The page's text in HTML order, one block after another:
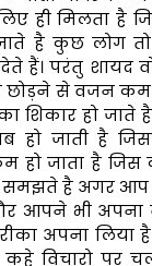
ही मिलता है
जाते है कुछ लोग
हैं। परंतु शायद
छोड़ने से वजन कम
का शिकार हो
हो जाती है
हो जाता है
है अगर आप
आपने भी
अपना लिया
विचारो पर